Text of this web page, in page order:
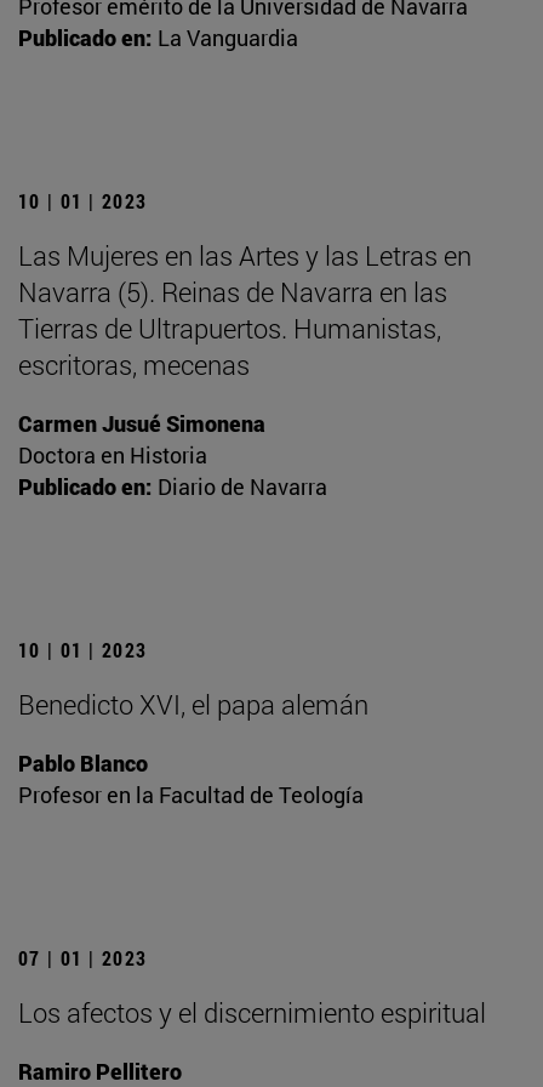
Profesor emérito de la Universidad de Navarra
Publicado en: La Vanguardia
10 | 01 | 2023
Las Mujeres en las Artes y las Letras en
Navarra (5). Reinas de Navarra en las
Tierras de Ultrapuertos. Humanistas,
escritoras, mecenas
Carmen Jusué Simonena
Doctora en Historia
Publicado en: Diario de Navarra
10 | 01 | 2023
Benedicto XVI, el papa alemán
Pablo Blanco
Profesor en la Facultad de Teología
07 | 01 | 2023
Los afectos y el discernimiento espiritual
Ramiro Pellitero